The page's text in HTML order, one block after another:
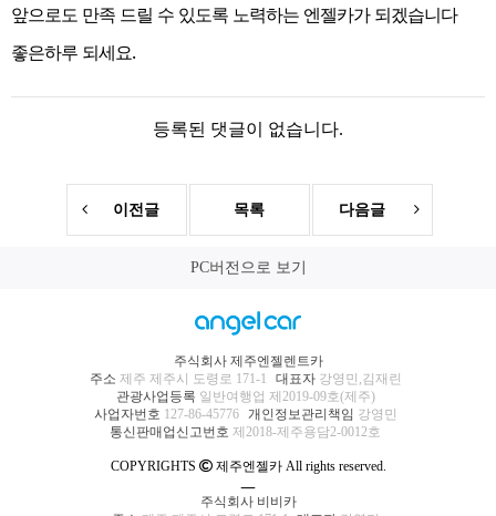
앞으로도 만족 드릴 수 있도록 노력하는 엔젤카가 되겠습니다
좋은하루 되세요.
등록된 댓글이 없습니다.
이전글 목록 다음글
PC버전으로 보기
주식회사 제주엔젤렌트카
주소 제주 제주시 도령로 171-1 대표자 강영민,김재린
관광사업등록 일반여행업 제2019-09호(제주)
사업자번호 127-86-45776 개인정보관리책임 강영민
통신판매업신고번호 제2018-제주용담2-0012호
COPYRIGHTS 제주엔젤카 All rights reserved.
ㅡ
주식회사 비비카